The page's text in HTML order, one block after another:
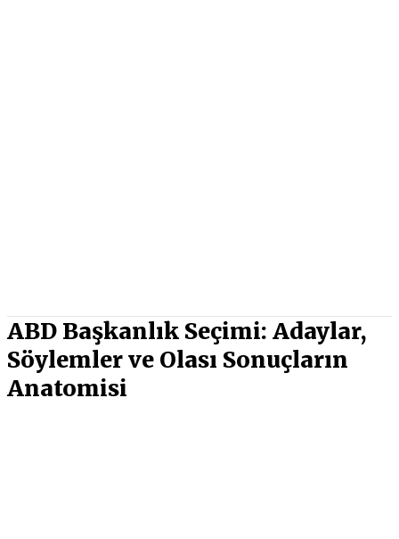
ABD Başkanlık Seçimi: Adaylar,
Söylemler ve Olası Sonuçların
Anatomisi